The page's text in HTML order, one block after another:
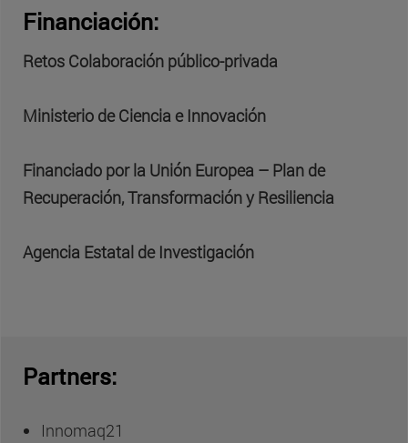
Financiación:
Retos Colaboración público-privada
Ministerio de Ciencia e Innovación
Financiado por la Unión Europea – Plan de
Recuperación, Transformación y Resiliencia
Agencia Estatal de Investigación
Partners:
Innomaq21